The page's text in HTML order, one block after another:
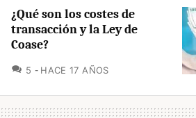
¿Qué son los costes de
transacción y la Ley de
Coase?
5 COMENTARIOS
HACE 17 AÑOS